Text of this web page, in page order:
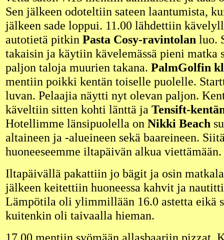
Sen jälkeen odoteltiin sateen laantumista,
jälkeen sade loppui. 11.00 lähdettiin
autotietä pitkin Pasta Cosy-ravintolan luo.
takaisin ja käytiin kävelemässä pieni matka
paljon taloja muurien takana. PalmGolfin
mentiin poikki kentän toiselle puolelle.
luvan. Pelaajia näytti nyt olevan paljon.
käveltiin sitten kohti länttä ja Tensift-
Hotellimme länsipuolella on Nikki Beach
altaineen ja -alueineen sekä baareineen.
huoneeseemme iltapäivän alkua viettämään.
Iltapäivällä pakattiin jo bägit ja osin
jälkeen keitettiin huoneessa kahvit ja
Lämpötila oli ylimmillään 16.0 astetta eikä
kuitenkin oli taivaalla hieman.